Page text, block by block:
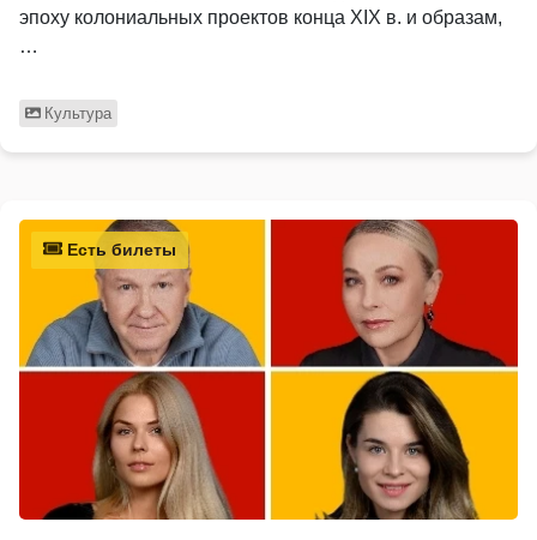
эпоху колониальных проектов конца XIX в. и образам,
…
Культура
Есть билеты